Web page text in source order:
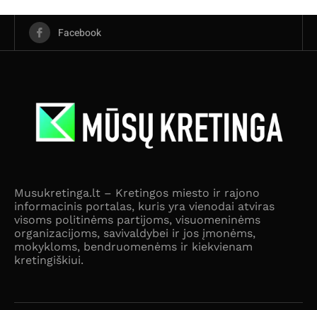
Facebook
Musukretinga.lt – Kretingos miesto ir rajono
informacinis portalas, kuris yra vienodai atviras
visoms politinėms partijoms, visuomeninėms
organizacijoms, savivaldybei ir jos įmonėms,
mokykloms, bendruomenėms ir kiekvienam
kretingiškiui.